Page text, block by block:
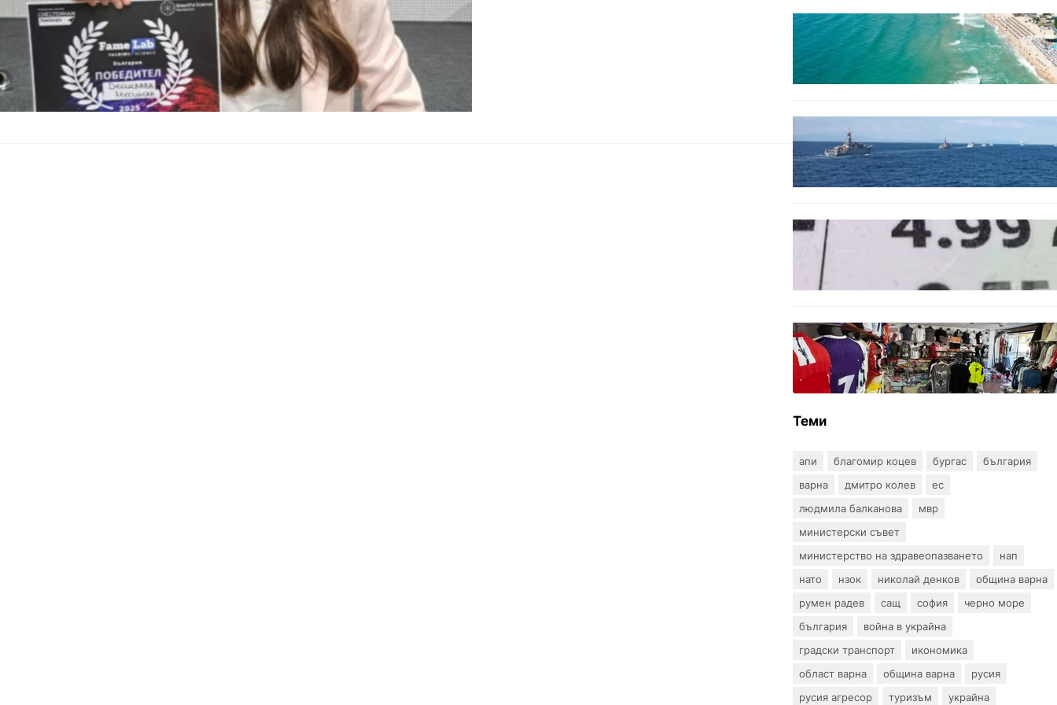
ИКОНОМИКА
Интерактивна карта показва
всички водни бази по
Черноморието
Нов минен ловец за
българския флот пристига до
края на годината
БЪЛГАРИЯ
Левът изчезва от етикетите:
БЪЛГАРИЯ
Иззеха фалшиви стоки за близо
650 000 евро при акция във
Варна и „Златни пясъци“
Теми
апи благомир коцев бургас
българия
варна
дмитро колев
ес
людмила балканова
мвр
министерски съвет
министерство на здравеопазването
нап
нато
нзок николай денков
община варна
румен радев
сащ софия
черно море
българия
война в украйна
градски транспорт
икономика
област варна
община варна
русия
русия агресор
туризъм украйна